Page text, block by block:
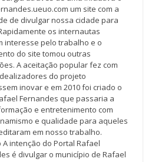
um site com a
de divulgar nossa cidade para
os internautas
interesse pelo trabalho e o
do site tomou outras
A aceitação popular fez com
do projeto
inovar e em 2010 foi criado o
Fernandes que passaria a
e entretenimento com
e qualidade para aqueles
em nosso trabalho.
A intenção do Portal Rafael
é divulgar o município de Rafael